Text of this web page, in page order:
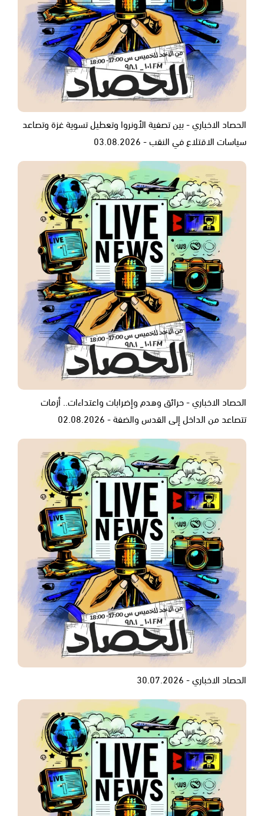
الحصاد الاخباري - بين تصفية الأونروا وتعطيل تسوية غزة وتصاعد
سياسات الاقتلاع في النقب - 03.08.2026
الحصاد الاخباري - حرائق وهدم وإضرابات واعتداءات.. أزمات
تتصاعد من الداخل إلى القدس والضفة - 02.08.2026
الحصاد الاخباري - 30.07.2026